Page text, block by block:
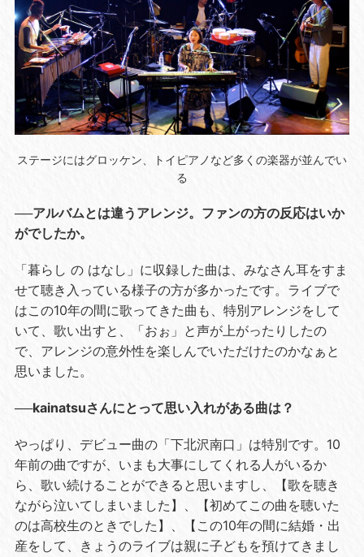
ステージにはグロッケン、トイピアノなど多くの楽器が並んでい
る
──アルバムとは違うアレンジ。ファンの方の反応はいか
がでしたか。
「暮らし の はなし」に収録した曲は、みなさん耳をすま
せて聴き入っている様子の方が多かったです。ライブで
はこの10年の間に歌ってきた曲も、特別アレンジをして
いて、歌い出すと、「おぉ」と声が上がったりしたの
で、アレンジの意外性を楽しんでいただけたのかなぁと
思いました。
──kainatsuさんにとって思い入れがある曲は？
やっぱり、デビュー曲の「下北沢南口」は特別です。10
年前の曲ですが、いまも大事にしてくれる人がいるか
ら、歌い続けることができると思いますし、【歌を聴き
ながら泣いてしまいました】、【初めてこの曲を聴いた
のは高校生のときでした】、【この10年の間に結婚・出
産をして、きょうのライブは親に子どもを預けてきまし